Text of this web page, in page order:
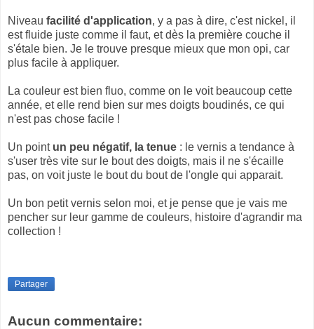
Niveau facilité d'application, y a pas à dire, c'est nickel, il
est fluide juste comme il faut, et dès la première couche il
s'étale bien. Je le trouve presque mieux que mon opi, car
plus facile à appliquer.
La couleur est bien fluo, comme on le voit beaucoup cette
année, et elle rend bien sur mes doigts boudinés, ce qui
n'est pas chose facile !
Un point un peu négatif, la tenue : le vernis a tendance à
s'user très vite sur le bout des doigts, mais il ne s'écaille
pas, on voit juste le bout du bout de l'ongle qui apparait.
Un bon petit vernis selon moi, et je pense que je vais me
pencher sur leur gamme de couleurs, histoire d'agrandir ma
collection !
Partager
Aucun commentaire: